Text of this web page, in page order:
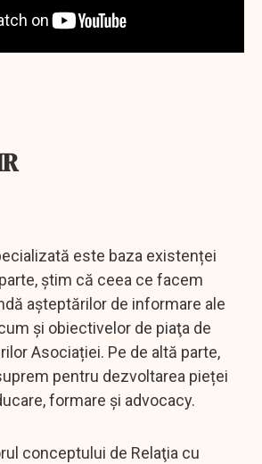
este baza existenței
știm că ceea ce facem
așteptărilor de informare ale
și obiectivelor de piaţa de
Asociației. Pe de altă parte,
pentru dezvoltarea pieței
formare şi advocacy.
conceptului de Relaţia cu